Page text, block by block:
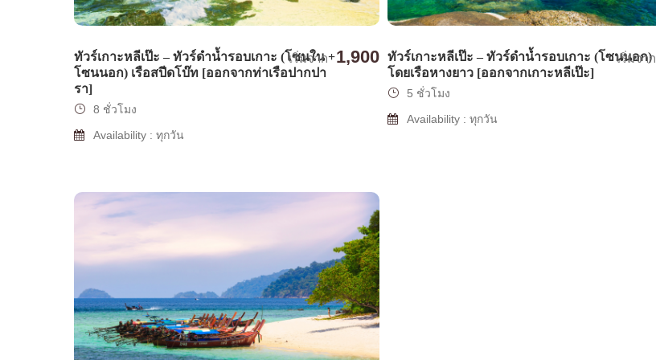
ทัวร์เกาะหลีเป๊ะ – ทัวร์ดำน้ำรอบเกาะ (โซนใน +
โซนนอก) เรือสปีดโบ๊ท [ออกจากท่าเรือปากปา
รา]
เริ่มจาก 1,900
8 ชั่วโมง
Availability : ทุกวัน
ทัวร์เกาะหลีเป๊ะ – ทัวร์ดำน้ำรอบเกาะ (โซนนอก)
โดยเรือหางยาว [ออกจากเกาะหลีเป๊ะ]
เริ่มจาก
5 ชั่วโมง
Availability : ทุกวัน